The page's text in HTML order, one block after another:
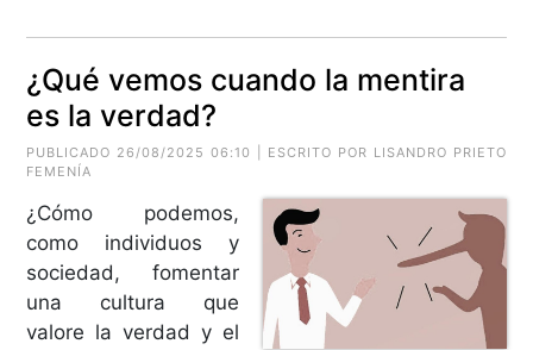
¿Qué vemos cuando la mentira
es la verdad?
PUBLICADO 26/08/2025 06:10 | ESCRITO POR LISANDRO PRIETO
FEMENÍA
¿Cómo podemos,
como individuos y
sociedad, fomentar
una cultura que
valore la verdad y el